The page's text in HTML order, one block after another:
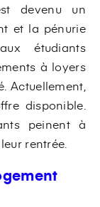
devenu un
et la pénurie
étudiants
à loyers
Actuellement,
disponible.
peinent à
rentrée.